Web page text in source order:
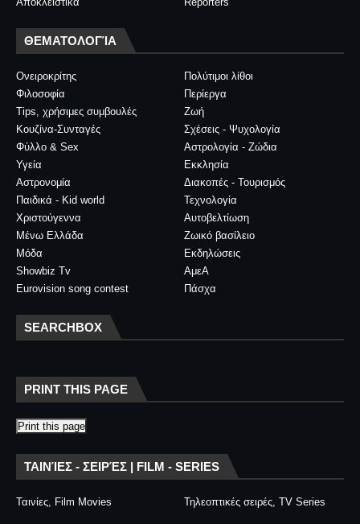
ΘΕΜΑΤΟΛΟΓΊΑ
Ονειροκρίτης
Πολύτιμοι λίθοι
Φιλοσοφία
Περίεργα
Tips, χρήσιμες συμβουλές
Ζωή
Κουζίνα-Συνταγές
Σχέσεις - Ψυχολογία
Φύλλο & Sex
Αστρολογία - Ζώδια
Υγεία
Εκκλησία
Αστρονομία
Διακοπές - Τουρισμός
Παιδικά - Kid world
Τεχνολογία
Χριστούγεννα
Αυτοβελτίωση
Μένω Ελλάδα
Ζωικό βασίλειο
Μόδα
Εκδηλώσεις
Showbiz Tv
ΑμεΑ
Eurovision song contest
Πάσχα
SEARCHBOX
PRINT THIS PAGE
Print this page
ΤΑΙΝΊΕΣ - ΣΕΙΡΈΣ | FILM - SERIES
Ταινίες, Film Movies Τηλεοπτικές σειρές, TV Series